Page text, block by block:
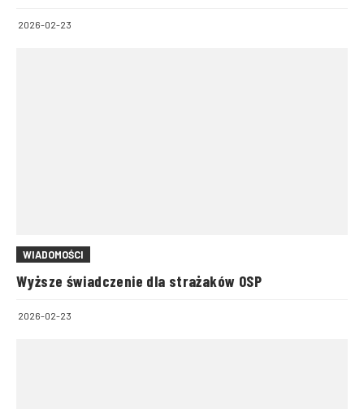
2026-02-23
WIADOMOŚCI
Wyższe świadczenie dla strażaków OSP
2026-02-23